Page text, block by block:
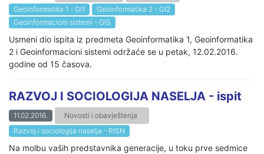
Geoinformatika 1 - GI1
Geoinformatika 2 - GI2
Geoinformacioni sistemi - GIS
Usmeni dio ispita iz predmeta Geoinformatika 1, Geoinformatika
2 i Geoinformacioni sistemi održaće se u petak, 12.02.2016.
godine od 15 časova.
RAZVOJ I SOCIOLOGIJA NASELJA - ispit
11.02.2016.
Novosti i obavještenja
Razvoj i sociologija naselja - RISN
Na molbu vaših predstavnika generacije, u toku prve sedmice